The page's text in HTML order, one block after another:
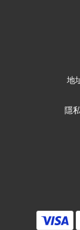
地
隱